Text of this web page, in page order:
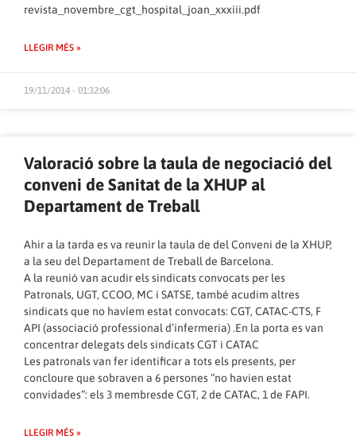
revista_novembre_cgt_hospital_joan_xxxiii.pdf
LLEGIR MÉS »
19/11/2014 - 01:32:06
Valoració sobre la taula de negociació del
conveni de Sanitat de la XHUP al
Departament de Treball
Ahir a la tarda es va reunir la taula de del Conveni de la XHUP,
a la seu del Departament de Treball de Barcelona.
A la reunió van acudir els sindicats convocats per les
Patronals, UGT, CCOO, MC i SATSE, també acudim altres
sindicats que no havíem estat convocats: CGT, CATAC-CTS, F
API (associació professional d’infermeria) .En la porta es van
concentrar delegats dels sindicats CGT i CATAC
Les patronals van fer identificar a tots els presents, per
concloure que sobraven a 6 persones “no havien estat
convidades”: els 3 membresde CGT, 2 de CATAC, 1 de FAPI.
LLEGIR MÉS »